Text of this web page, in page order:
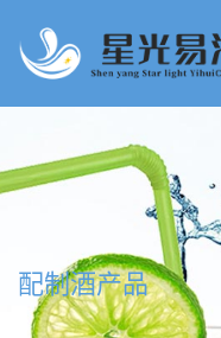
饮料产品研发多